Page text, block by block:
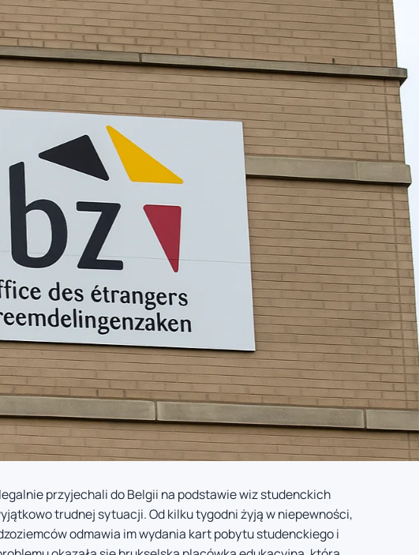
przyjechali do Belgii na podstawie wiz studenckich
trudnej sytuacji. Od kilku tygodni żyją w niepewności,
odmawia im wydania kart pobytu studenckiego i